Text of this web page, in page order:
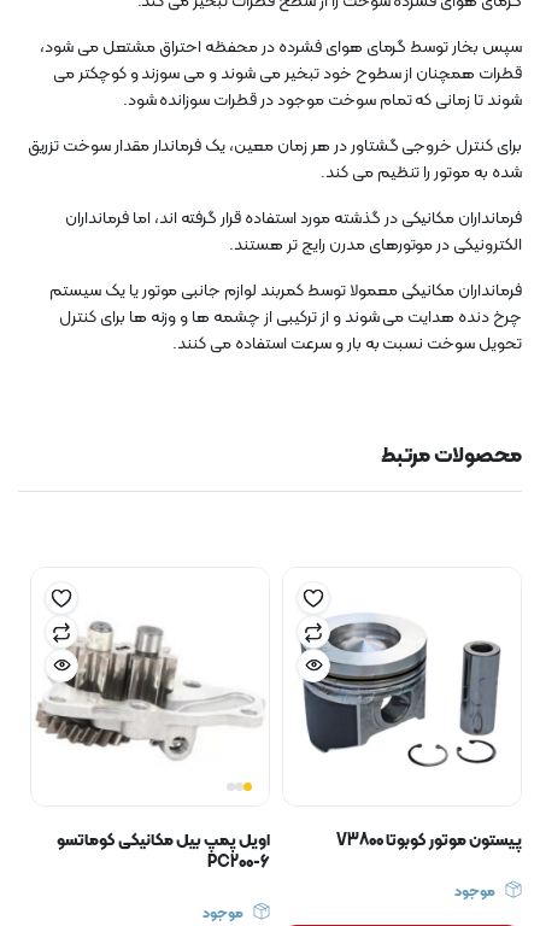
سپس بخار توسط گرمای هوای فشرده در محفظه احتراق مشتعل می شود،
قطرات همچنان از سطوح خود تبخیر می شوند و می سوزند و کوچکتر می
شوند تا زمانی که تمام سوخت موجود در قطرات سوزانده شود.
برای کنترل خروجی گشتاور در هر زمان معین، یک فرماندار مقدار سوخت تزریق
شده به موتور را تنظیم می کند.
فرمانداران مکانیکی در گذشته مورد استفاده قرار گرفته اند، اما فرمانداران
الکترونیکی در موتورهای مدرن رایج تر هستند.
فرمانداران مکانیکی معمولا توسط کمربند لوازم جانبی موتور یا یک سیستم
چرخ دنده هدایت می شوند و از ترکیبی از چشمه ها و وزنه ها برای کنترل
تحویل سوخت نسبت به بار و سرعت استفاده می کنند.
محصولات مرتبط
پیستون موتور کوبوتا V3800
موجود
اویل پمپ بیل مکانیکی کوماتسو
PC200-6
موجود